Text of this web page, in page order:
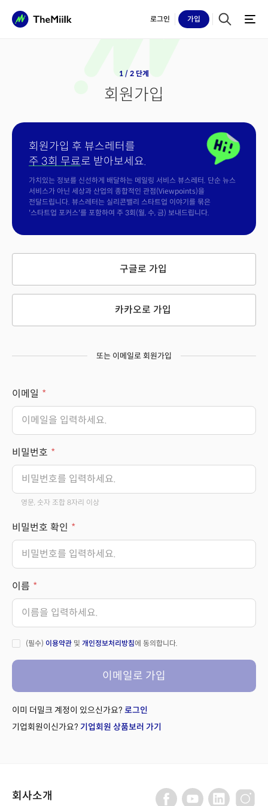
로그인 가입
1 / 2 단계
회원가입
회원가입 후 뷰스레터를
주 3회 무료로 받아보세요.
가치있는 정보를 신선하게 배달하는 메일링 서비스 뷰스레터. 단순 뉴스
서비스가 아닌 세상과 산업의 종합적인 관점(Viewpoints)을
전달드립니다. 뷰스레터는 실리콘밸리 스타트업 이야기를 묶은
'스타트업 포커스'를 포함하여 주 3회(월, 수, 금) 보내드립니다.
구글로 가입
카카오로 가입
또는 이메일로 회원가입
이메일
비밀번호
영문, 숫자 조합 8자리 이상
비밀번호 확인
이름
(필수) 이용약관 및 개인정보처리방침에 동의합니다.
이메일로 가입
이미 더밀크 계정이 있으신가요? 로그인
기업회원이신가요? 기업회원 상품보러 가기
회사소개